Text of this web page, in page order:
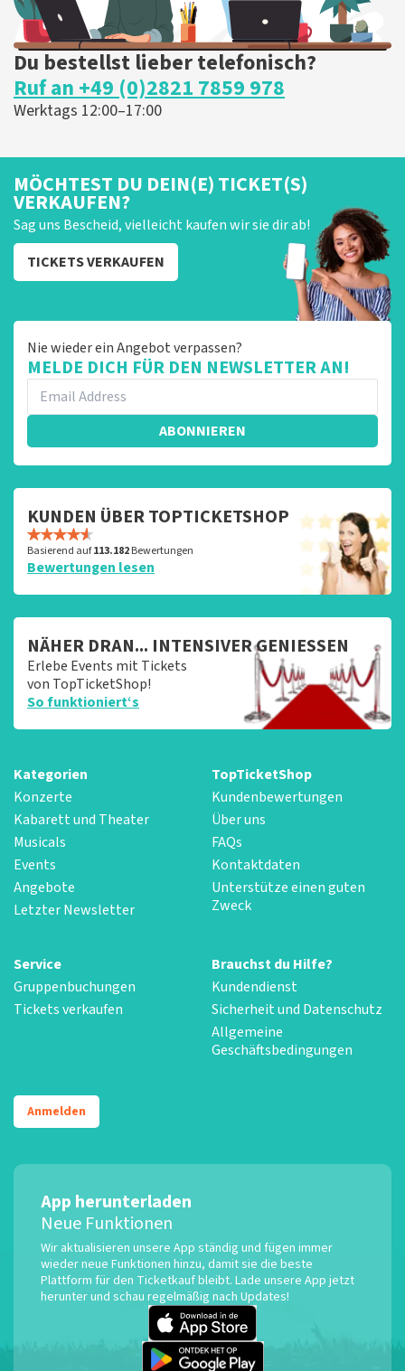
Du bestellst lieber telefonisch?
Ruf an +49 (0)2821 7859 978
Werktags 12:00–17:00
MÖCHTEST DU DEIN(E) TICKET(S)
VERKAUFEN?
Sag uns Bescheid, vielleicht kaufen wir sie dir ab!
TICKETS VERKAUFEN
Nie wieder ein Angebot verpassen?
MELDE DICH FÜR DEN NEWSLETTER AN!
ABONNIEREN
KUNDEN ÜBER TOPTICKETSHOP
Basierend auf113.182Bewertungen
Bewertungen lesen
NÄHER DRAN... INTENSIVER GENIESSEN
Erlebe Events mit Tickets
von TopTicketShop!
So funktioniert‘s
Kategorien
Konzerte
Kabarett und Theater
Musicals
Events
Angebote
Letzter Newsletter
TopTicketShop
Kundenbewertungen
Über uns
FAQs
Kontaktdaten
Unterstütze einen guten
Zweck
Service
Gruppenbuchungen
Tickets verkaufen
Brauchst du Hilfe?
Kundendienst
Sicherheit und Datenschutz
Allgemeine
Geschäftsbedingungen
Anmelden
App herunterladen
Neue Funktionen
Wir aktualisieren unsere App ständig und fügen immer
wieder neue Funktionen hinzu, damit sie die beste
Plattform für den Ticketkauf bleibt. Lade unsere App jetzt
herunter und schau regelmäßig nach Updates!